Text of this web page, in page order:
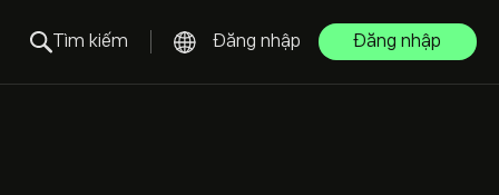
Tìm kiếm Đăng nhập Đăng nhập